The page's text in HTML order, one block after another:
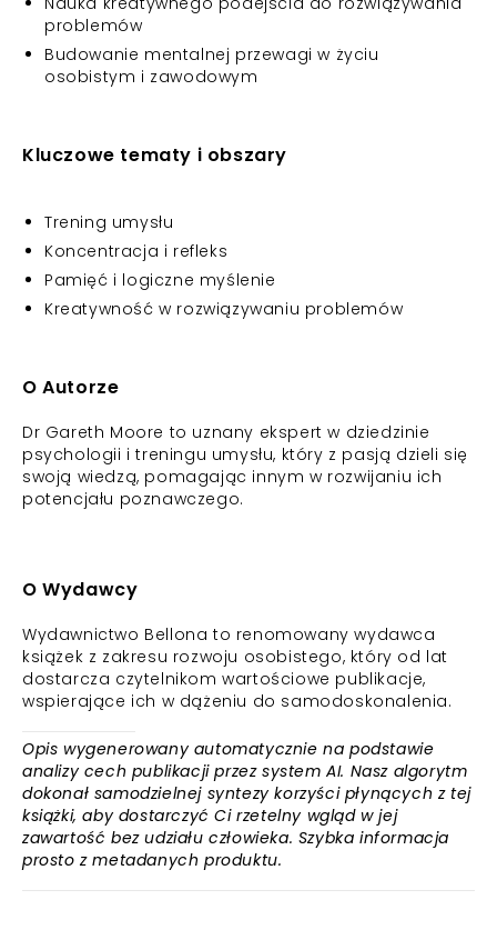
problemów
Budowanie mentalnej przewagi w życiu
osobistym i zawodowym
Kluczowe tematy i obszary
Trening umysłu
Koncentracja i refleks
Pamięć i logiczne myślenie
Kreatywność w rozwiązywaniu problemów
O Autorze
Dr Gareth Moore to uznany ekspert w dziedzinie
psychologii i treningu umysłu, który z pasją dzieli się
swoją wiedzą, pomagając innym w rozwijaniu ich
potencjału poznawczego.
O Wydawcy
Wydawnictwo Bellona to renomowany wydawca
książek z zakresu rozwoju osobistego, który od lat
dostarcza czytelnikom wartościowe publikacje,
wspierające ich w dążeniu do samodoskonalenia.
Opis wygenerowany automatycznie na podstawie
analizy cech publikacji przez system AI. Nasz algorytm
dokonał samodzielnej syntezy korzyści płynących z tej
książki, aby dostarczyć Ci rzetelny wgląd w jej
zawartość bez udziału człowieka. Szybka informacja
prosto z metadanych produktu.